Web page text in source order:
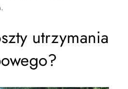
utrzymania